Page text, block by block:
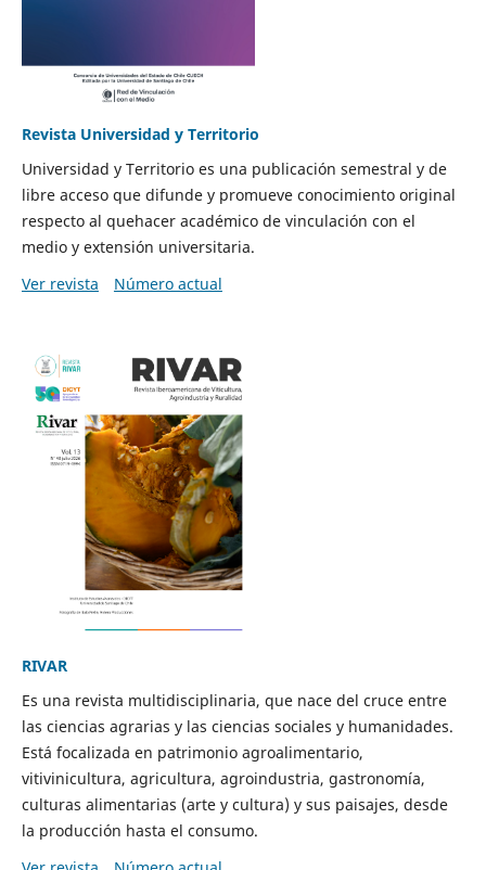
Revista Universidad y Territorio
Universidad y Territorio es una publicación semestral y de
libre acceso que difunde y promueve conocimiento original
respecto al quehacer académico de vinculación con el
medio y extensión universitaria.
Ver revista
Número actual
RIVAR
Es una revista multidisciplinaria, que nace del cruce entre
las ciencias agrarias y las ciencias sociales y humanidades.
Está focalizada en patrimonio agroalimentario,
vitivinicultura, agricultura, agroindustria, gastronomía,
culturas alimentarias (arte y cultura) y sus paisajes, desde
la producción hasta el consumo.